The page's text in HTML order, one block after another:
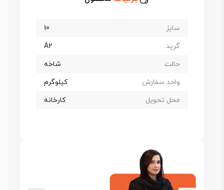
سایز
10
گرید
A2
حالت
شاخه
واحد سفارش
کیلوگرم
محل تحویل
کارخانه